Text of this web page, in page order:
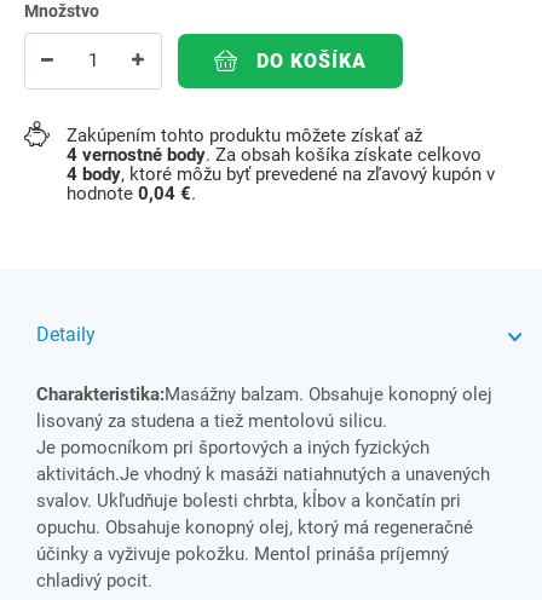
Množstvo
DO KOŠÍKA
Zakúpením tohto produktu môžete získať až
4 vernostné body. Za obsah košíka získate celkovo
4 body, ktoré môžu byť prevedené na zľavový kupón v
hodnote 0,04 €.
Detaily
Charakteristika:Masážny balzam. Obsahuje konopný olej
lisovaný za studena a tiež mentolovú silicu.
Je pomocníkom pri športových a iných fyzických
aktivitách.Je vhodný k masáži natiahnutých a unavených
svalov. Ukľudňuje bolesti chrbta, kĺbov a končatín pri
opuchu. Obsahuje konopný olej, ktorý má regeneračné
účinky a vyživuje pokožku. Mentol prináša príjemný
chladivý pocit.